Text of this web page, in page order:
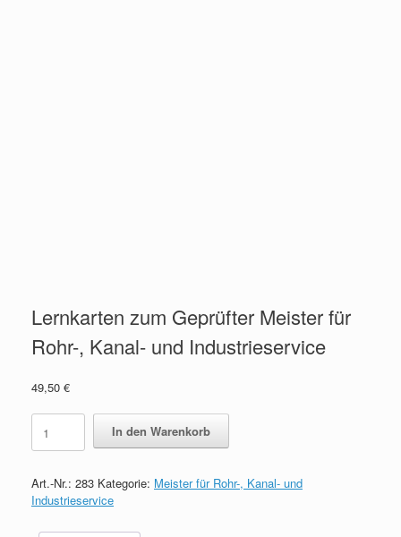
Lernkarten zum Geprüfter Meister für
Rohr-, Kanal- und Industrieservice
49,50 €
Lernkarten
zum
Geprüfter
für
Rohr-,
In den Warenkorb
Art.-Nr.: 283 Kategorie: Meister für Rohr-, Kanal- und
Industrieservice